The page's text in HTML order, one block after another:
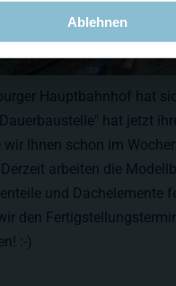
Ablehnen
Hauptbahnhof hat
hat jetzt
wir Ihnen schon im
arbeiten die
und Dachelemente
den
:-)